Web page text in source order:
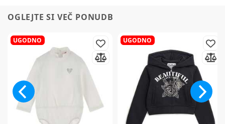
OGLEJTE SI VEČ PONUDB
UGODNO UGODNO